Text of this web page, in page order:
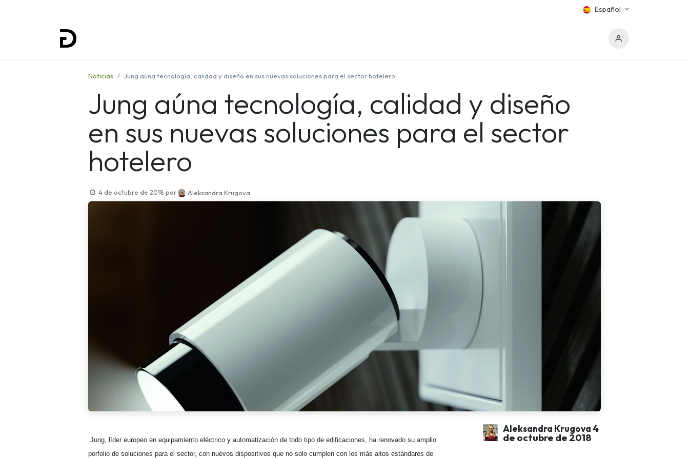
Español
Noticias Jung aúna tecnología, calidad y diseño en sus nuevas soluciones para el sector hotelero
Jung aúna tecnología, calidad y diseño
en sus nuevas soluciones para el sector
hotelero
4 de octubre de 2018 por Aleksandra Krugova
Jung, líder europeo en equipamiento eléctrico y automatización de todo tipo de edificaciones, ha renovado su amplio
porfolio de soluciones para el sector, con nuevos dispositivos que no solo cumplen con los más altos estándares de
Aleksandra Krugova4
de octubre de 2018